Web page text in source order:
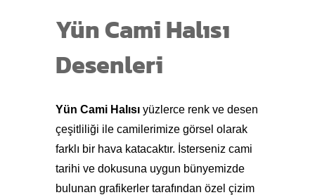
Yün Cami Halısı
Desenleri
Yün Cami Halısı yüzlerce renk ve desen
çeşitliliği ile camilerimize görsel olarak
farklı bir hava katacaktır. İsterseniz cami
tarihi ve dokusuna uygun bünyemizde
bulunan grafikerler tarafından özel çizim